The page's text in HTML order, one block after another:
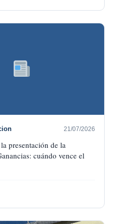
21/07/2026
presentación de la
cuándo vence el